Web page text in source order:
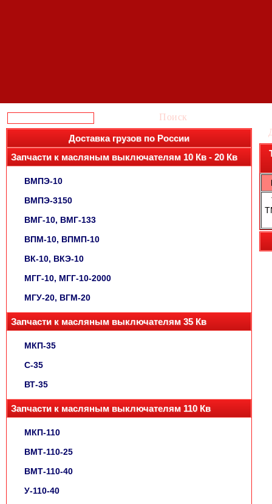
Поиск
Доставка грузов по России
Запчасти к масляным выключателям 10 Кв - 20 Кв
ВМПЭ-10
ВМПЭ-3150
ВМГ-10, ВМГ-133
ВПМ-10, ВПМП-10
ВК-10, ВКЭ-10
МГГ-10, МГГ-10-2000
МГУ-20, ВГМ-20
Запчасти к масляным выключателям 35 Кв
МКП-35
С-35
ВТ-35
Запчасти к масляным выключателям 110 Кв
МКП-110
ВМТ-110-25
ВМТ-110-40
У-110-40